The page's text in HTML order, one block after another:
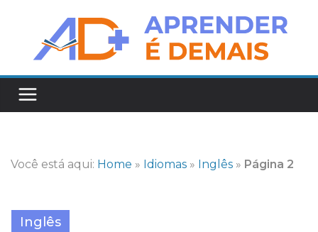
Você está aqui: Home » Idiomas » Inglês » Página 2
Inglês